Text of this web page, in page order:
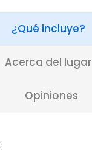
¿Qué incluye?
Acerca del lugar
Opiniones